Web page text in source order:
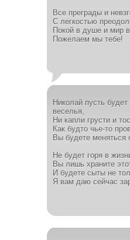
Все преграды и
С легкостью
Покой в душе и мир
Пожелаем мы тебе!
Николай пусть
веселья,
Ни капли грусти и
Как будто чье-то
Вы будете меняться
Не будет горя в
Вы лишь храните
И будете сыты не
Я вам даю сейчас